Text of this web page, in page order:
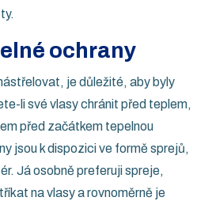
ochrany
je důležité, aby byly
li své vlasy chránit před teplem,
před začátkem tepelnou
jsou k dispozici ve formě sprejů,
Já osobně preferuji spreje,
na vlasy a rovnoměrně je